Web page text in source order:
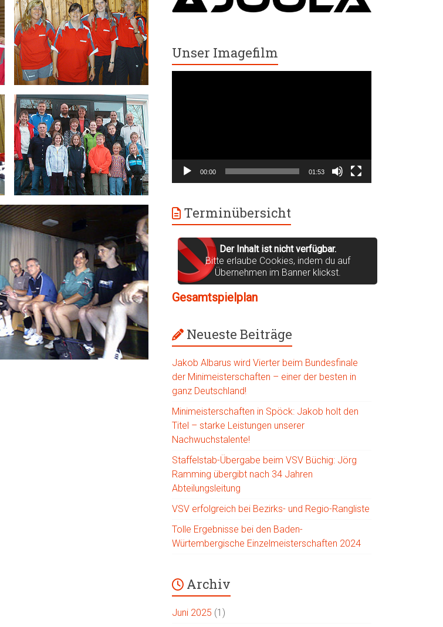
Unser Imagefilm
00:00 01:53
Terminübersicht
Der Inhalt ist nicht verfügbar.
Bitte erlaube Cookies, indem du auf
Übernehmen im Banner klickst.
Gesamtspielplan
Neueste Beiträge
Jakob Albarus wird Vierter beim Bundesfinale
der Minimeisterschaften – einer der besten in
ganz Deutschland!
Minimeisterschaften in Spöck: Jakob holt den
Titel – starke Leistungen unserer
Nachwuchstalente!
Staffelstab-Übergabe beim VSV Büchig: Jörg
Ramming übergibt nach 34 Jahren
Abteilungsleitung
VSV erfolgreich bei Bezirks- und Regio-Rangliste
Tolle Ergebnisse bei den Baden-
Würtembergische Einzelmeisterschaften 2024
Archiv
Juni 2025 (1)